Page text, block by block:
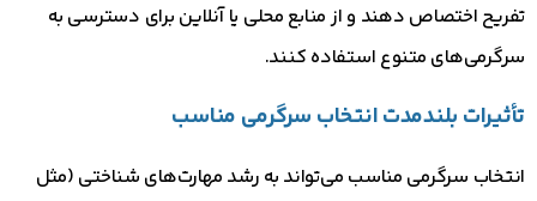
تفریح اختصاص دهند و از منابع محلی یا آنلاین برای دسترسی به
سرگرمی‌های متنوع استفاده کنند.
تأثیرات بلندمدت انتخاب سرگرمی مناسب
انتخاب سرگرمی مناسب می‌تواند به رشد مهارت‌های شناختی (مثل